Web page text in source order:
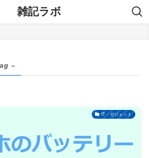
雑記ラボ
–
IT・ガジェット